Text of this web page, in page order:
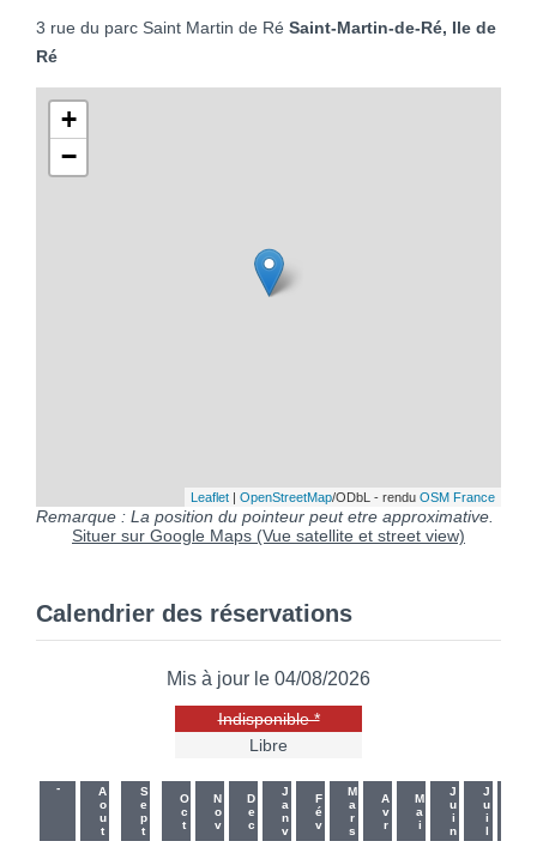
3 rue du parc Saint Martin de Ré Saint-Martin-de-Ré, Ile de
Ré
+
−
Leaflet | OpenStreetMap/ODbL - rendu OSM France
Remarque : La position du pointeur peut etre approximative.
Situer sur Google Maps (Vue satellite et street view)
Calendrier des réservations
Mis à jour le 04/08/2026
Indisponible *
Libre
- Aout Sept Oct Nov Dec Janv Fév Mars Avr Mai Juin Juil